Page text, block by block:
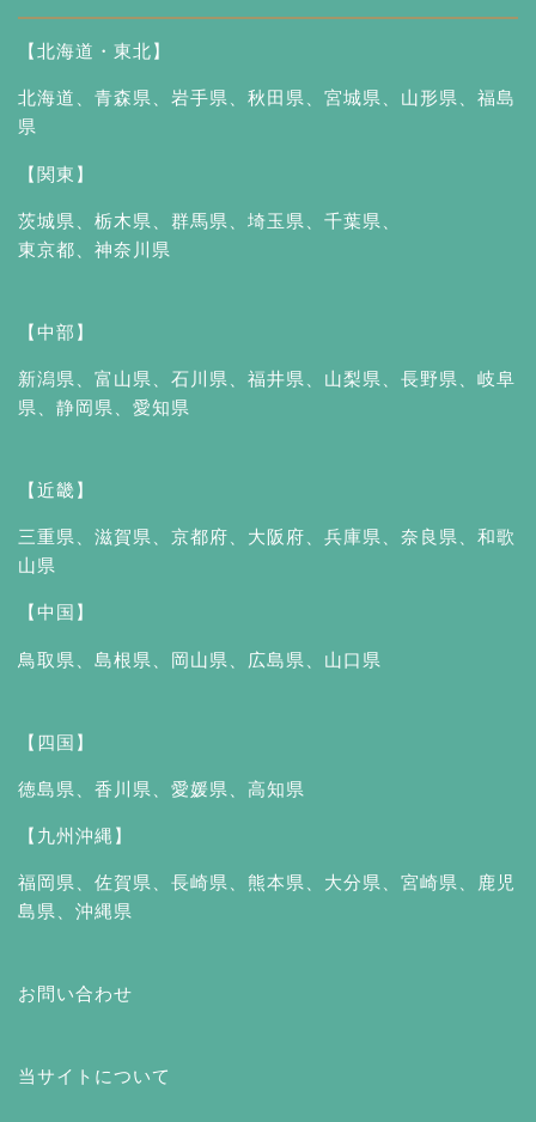
【北海道・東北】
北海道 、 青森県、 岩手県、 秋田県、 宮城県、 山形県、 福島
県
【関東】
茨城県 栃木県 群馬県 埼玉県 千葉県
東京都
神奈川県
【中部】
新潟県 富山県 石川県 福井県 山梨県 長野県
岐阜
県
静岡県 愛知県
【近畿】
三重県 滋賀県 京都府 大阪府 兵庫県 奈良県
和歌
山県
【中国】
鳥取県 島根県 岡山県 広島県 山口県
【四国】
徳島県 香川県 愛媛県 高知県
【九州沖縄】
福岡県 佐賀県 長崎県 熊本県 大分県 宮崎県
鹿児
島県
沖縄県
お問い合わせ
当サイトについて